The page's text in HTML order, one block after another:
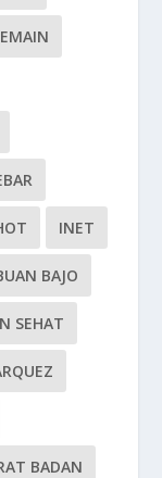
INET
BAJO
SEHAT
BADAN